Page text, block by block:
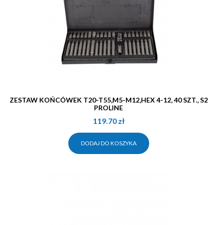
ZESTAW KOŃCÓWEK T20-T55,M5-M12,HEX 4-12, 40 SZT., S2
PROLINE
119.70 zł
DODAJ DO KOSZYKA